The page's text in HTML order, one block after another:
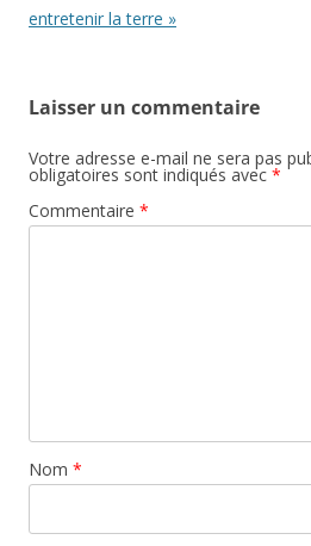
des
entretenir la terre »
Laisser un commentaire
Votre adresse e-mail ne sera pas
obligatoires sont indiqués avec *
Commentaire *
Nom *